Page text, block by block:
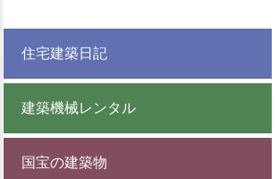
住宅建築日記
建築機械レンタル
国宝の建築物